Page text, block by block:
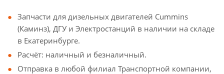
Запчасти для дизельных двигателей Cummins
(Каминз), ДГУ и Электростанций в наличии на складе
в Екатеринбурге.
Расчёт: наличный и безналичный.
Отправка в любой филиал Транспортной компании,